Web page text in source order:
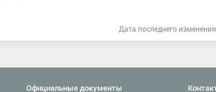
е
Дата последнего
Официальные документы